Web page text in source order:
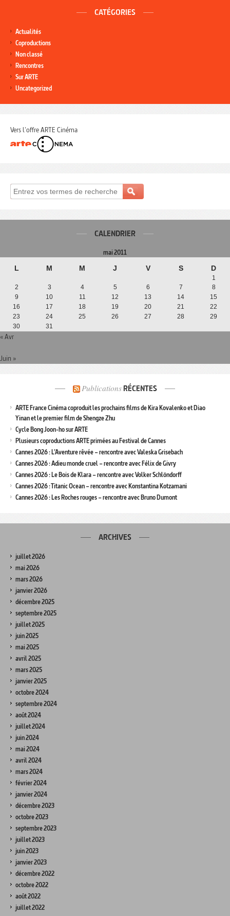
CATÉGORIES
Actualités
Coproductions
Non classé
Rencontres
Sur ARTE
Uncategorized
Vers l'offre ARTE Cinéma
CALENDRIER
mai 2011
L M M J V S D
1
2
3 4 5 6 7
8
9
10 11 12 13 14
15
16
17 18 19 20 21
22
23
24 25 26 27 28
29
30
31
« Avr
Juin »
Publications RÉCENTES
ARTE France Cinéma coproduit les prochains films de Kira Kovalenko et Diao
Yinan et le premier film de Shengze Zhu
Cycle Bong Joon-ho sur ARTE
Plusieurs coproductions ARTE primées au Festival de Cannes
Cannes 2026 : L’Aventure rêvée – rencontre avec Valeska Grisebach
Cannes 2026 : Adieu monde cruel – rencontre avec Félix de Givry
Cannes 2026 : Le Bois de Klara – rencontre avec Volker Schlöndorff
Cannes 2026 : Titanic Ocean – rencontre avec Konstantina Kotzamani
Cannes 2026 : Les Roches rouges – rencontre avec Bruno Dumont
ARCHIVES
juillet 2026
mai 2026
mars 2026
janvier 2026
décembre 2025
septembre 2025
juillet 2025
juin 2025
mai 2025
avril 2025
mars 2025
janvier 2025
octobre 2024
septembre 2024
août 2024
juillet 2024
juin 2024
mai 2024
avril 2024
mars 2024
février 2024
janvier 2024
décembre 2023
octobre 2023
septembre 2023
juillet 2023
juin 2023
janvier 2023
décembre 2022
octobre 2022
août 2022
juillet 2022